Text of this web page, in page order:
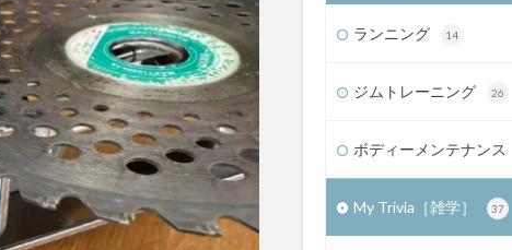
ランニング 14
ジムトレーニング 26
ボディーメンテナンス
My Trivia［雑学］ 37